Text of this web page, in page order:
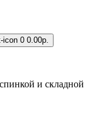
0 0.00р.
и складной